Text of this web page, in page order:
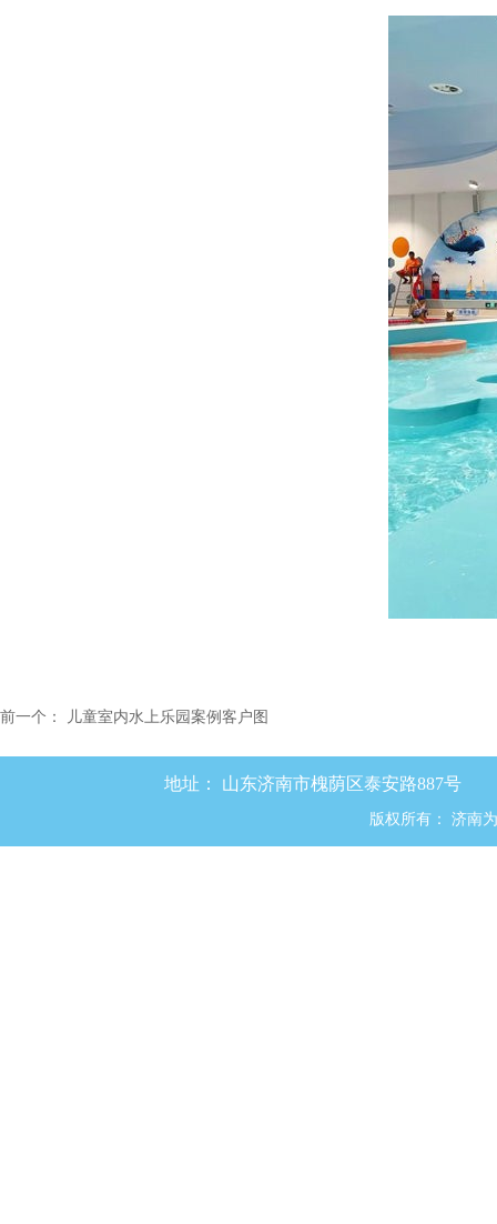
前一个： 儿童室内水上乐园案例客户图
地址： 山东济南市槐荫区泰安路887号
版权所有： 济南